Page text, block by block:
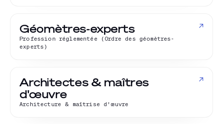
Géomètres-experts
Profession réglementée (Ordre des géomètres-
experts)
↗
Architectes & maîtres
d'œuvre
Architecture & maîtrise d'œuvre
↗